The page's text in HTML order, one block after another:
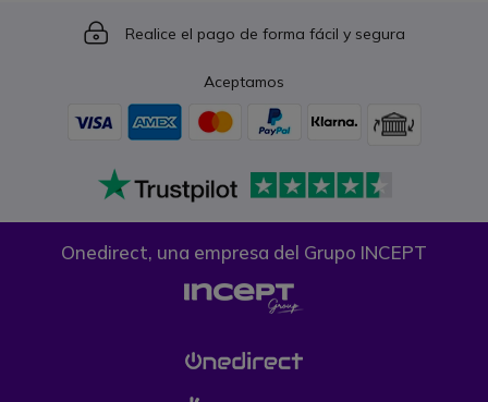
Icon
Realice el pago de forma fácil y segura
Aceptamos
Onedirect, una empresa del Grupo INCEPT